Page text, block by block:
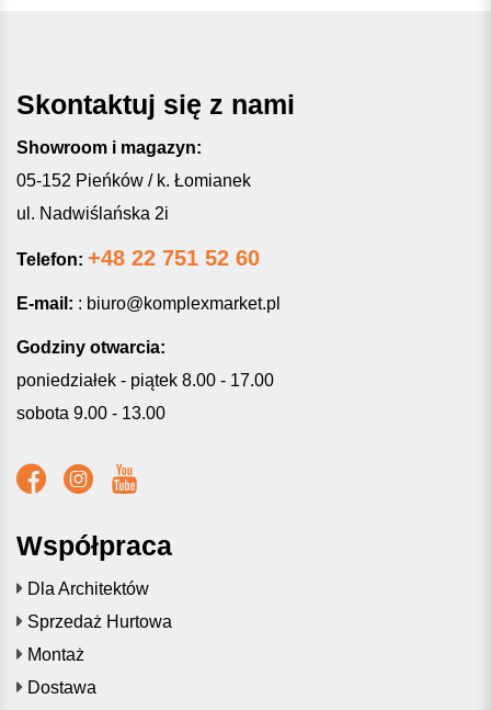
Skontaktuj się z nami
Showroom i magazyn:
05-152 Pieńków / k. Łomianek
ul. Nadwiślańska 2i
Telefon: +48 22 751 52 60
E-mail: : biuro@komplexmarket.pl
Godziny otwarcia:
poniedziałek - piątek 8.00 - 17.00
sobota 9.00 - 13.00
Współpraca
Dla Architektów
Sprzedaż Hurtowa
Montaż
Dostawa